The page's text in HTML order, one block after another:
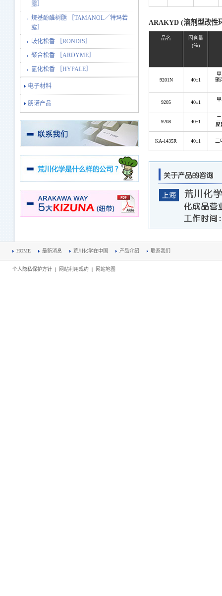
ARAKYD (溶剂型改性
品名
固含量
(％)
9201N 40±1
聚
9205 40±1
9208 40±1
聚
KA-1435R 40±1 二
露］
烷基酚醛树脂 ［TAMANOL／特玛若
露］
歧化松香 ［RONDIS］
聚合松香 ［ARDYME］
氢化松香 ［HYPALE］
电子材料
朋诺产品
HOME 最新消息 荒川化学在中国 产品介绍 联系我们
个人隐私保护方针 | 网站利用规约 | 网站地图